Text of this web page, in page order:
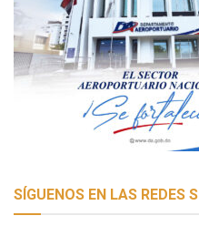
SÍGUENOS EN LAS REDES